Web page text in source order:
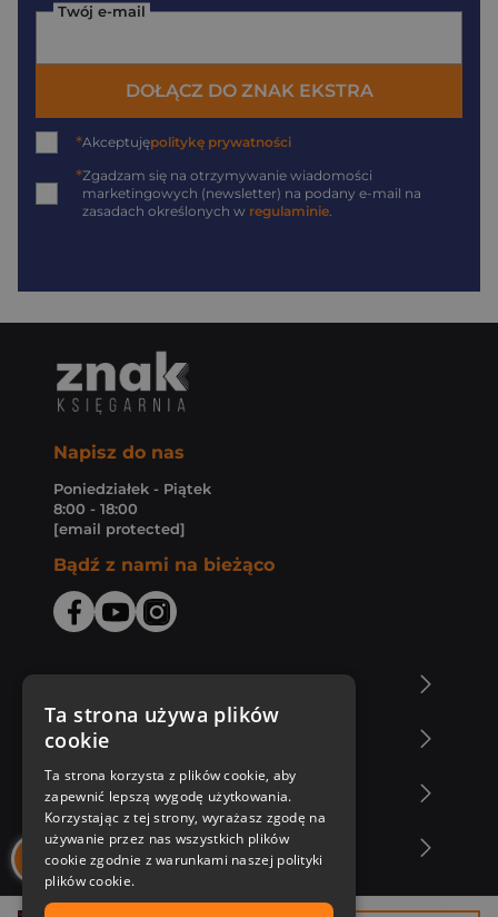
Twój e-mail
DOŁĄCZ DO ZNAK EKSTRA
*Akceptujępolitykę prywatności
*Zgadzam się na otrzymywanie wiadomości
marketingowych (newsletter) na podany e-mail na
zasadach określonych w regulaminie.
Napisz do nas
Poniedziałek - Piątek
8:00 - 18:00
[email protected]
Bądź z nami na bieżąco
Zakupy u nas
Nasza oferta
Nasi autorzy
Ta strona używa plików
cookie
Ta strona korzysta z plików cookie, aby
zapewnić lepszą wygodę użytkowania.
Korzystając z tej strony, wyrażasz zgodę na
używanie przez nas wszystkich plików
cookie zgodnie z warunkami naszej polityki
plików cookie.